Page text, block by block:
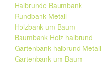
Halbrunde Baumbank
Rundbank Metall
Holzbank um Baum
Baumbank Holz halbrund
Gartenbank halbrund Metall
Gartenbank um Baum